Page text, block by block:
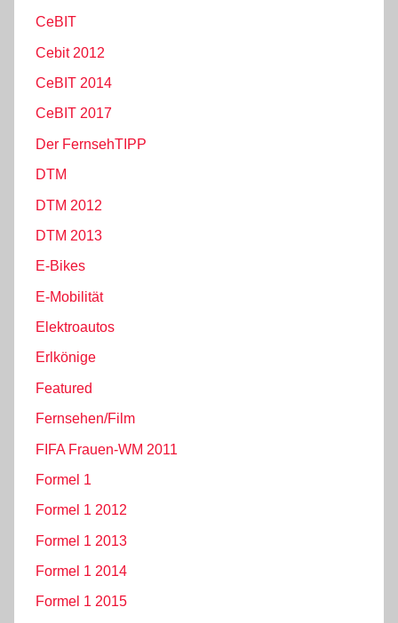
CeBIT
Cebit 2012
CeBIT 2014
CeBIT 2017
Der FernsehTIPP
DTM
DTM 2012
DTM 2013
E-Bikes
E-Mobilität
Elektroautos
Erlkönige
Featured
Fernsehen/Film
FIFA Frauen-WM 2011
Formel 1
Formel 1 2012
Formel 1 2013
Formel 1 2014
Formel 1 2015